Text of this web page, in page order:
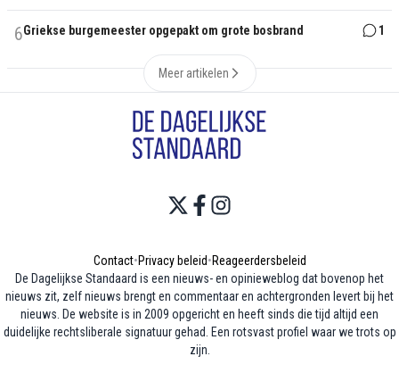
6Griekse burgemeester opgepakt om grote bosbrand 1
Meer artikelen
Contact•Privacy beleid•Reageerdersbeleid
De Dagelijkse Standaard is een nieuws- en opinieweblog dat bovenop het
nieuws zit, zelf nieuws brengt en commentaar en achtergronden levert bij het
nieuws. De website is in 2009 opgericht en heeft sinds die tijd altijd een
duidelijke rechtsliberale signatuur gehad. Een rotsvast profiel waar we trots op
zijn.